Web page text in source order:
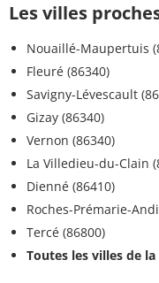
Les villes
Nouaillé-Maupertuis
Fleuré (86340)
Savigny-Lévescault
Gizay (86340)
Vernon (86340)
La Villedieu-du-Clain
Dienné (86410)
Roches-Prémarie-
Tercé (86800)
Toutes les villes de la